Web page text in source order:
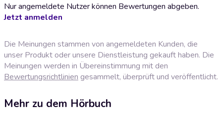
Nur angemeldete Nutzer können Bewertungen abgeben.
Jetzt anmelden
Die Meinungen stammen von angemeldeten Kunden, die
unser Produkt oder unsere Dienstleistung gekauft haben. Die
Meinungen werden in Übereinstimmung mit den
Bewertungsrichtlinien gesammelt, überprüft und veröffentlicht.
Mehr zu dem Hörbuch